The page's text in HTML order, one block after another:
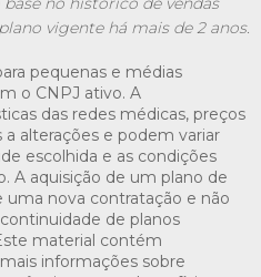
vigente há mais de 2 anos.
pequenas e médias
o CNPJ ativo. A
das redes médicas, preços
alterações e podem variar
escolhida e as condições
A aquisição de um plano de
uma nova contratação e não
de planos
material contém
informações sobre